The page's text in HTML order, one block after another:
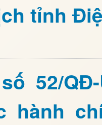
tỉnh
52/
hành